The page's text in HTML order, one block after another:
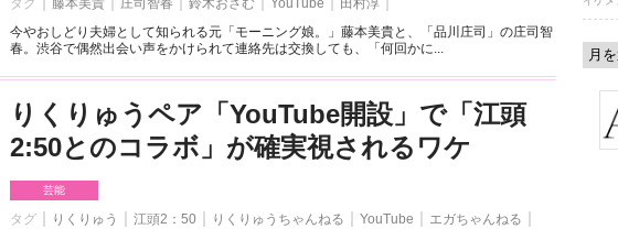
タグ 藤本美貴 庄司智春 鈴木おさむ YouTube
田村淳
今やおしどり夫婦として知られる元「モーニング娘。」藤本美貴と、「品川庄司」の庄司智
春。渋谷で偶然出会い声をかけられて連絡先は交換しても、「何回かに...
りくりゅうペア「YouTube開設」で「江頭
2:50とのコラボ」が確実視されるワケ
芸能
タグ りくりゅう 江頭2：50 りくりゅうちゃんねる YouTube
エガちゃんねる